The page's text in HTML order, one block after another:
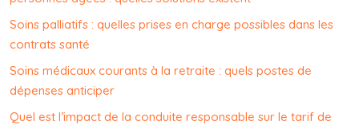
Soins palliatifs : quelles prises en charge possibles dans les
contrats santé
Soins médicaux courants à la retraite : quels postes de
dépenses anticiper
Quel est l’impact de la conduite responsable sur le tarif de